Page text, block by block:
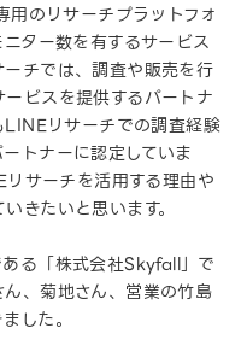
用のリサーチプラットフォ
ター数を有するサービス
チでは、調査や販売を行
ビスを提供するパートナ
リサーチでの調査経験
トナーに認定していま
サーチを活用する理由や
きたいと思います。
る「株式会社Skyfall」で
、菊地さん、営業の竹島
した。